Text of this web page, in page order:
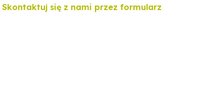
Skontaktuj się z nami przez formularz